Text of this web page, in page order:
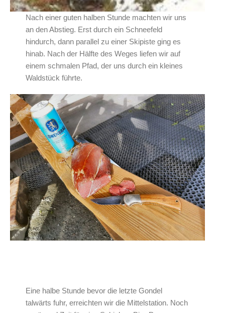
Nach einer guten halben Stunde machten wir uns
an den Abstieg. Erst durch ein Schneefeld
hindurch, dann parallel zu einer Skipiste ging es
hinab. Nach der Hälfte des Weges liefen wir auf
einem schmalen Pfad, der uns durch ein kleines
Waldstück führte.
Eine halbe Stunde bevor die letzte Gondel
talwärts fuhr, erreichten wir die Mittelstation. Noch